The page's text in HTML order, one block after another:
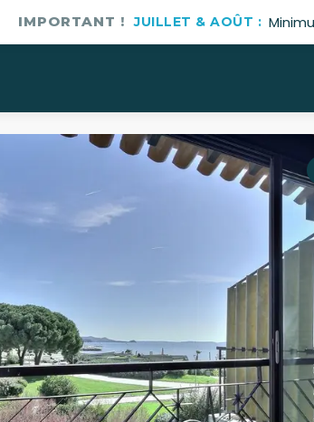
IMPORTANT ! JUILLET & AOÛT :